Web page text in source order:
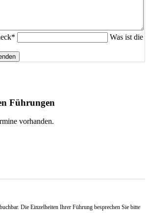
*
Was ist die
Führungen
vorhanden.
Die Einzelheiten Ihrer Führung besprechen Sie bitte